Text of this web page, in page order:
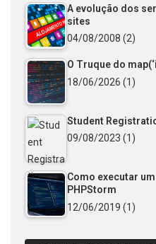
A evolução dos
sites
04/08/2008 (2)
O Truque do
18/06/2026 (1)
Student
09/08/2023 (1)
Como executar
PHPStorm
12/06/2019 (1)